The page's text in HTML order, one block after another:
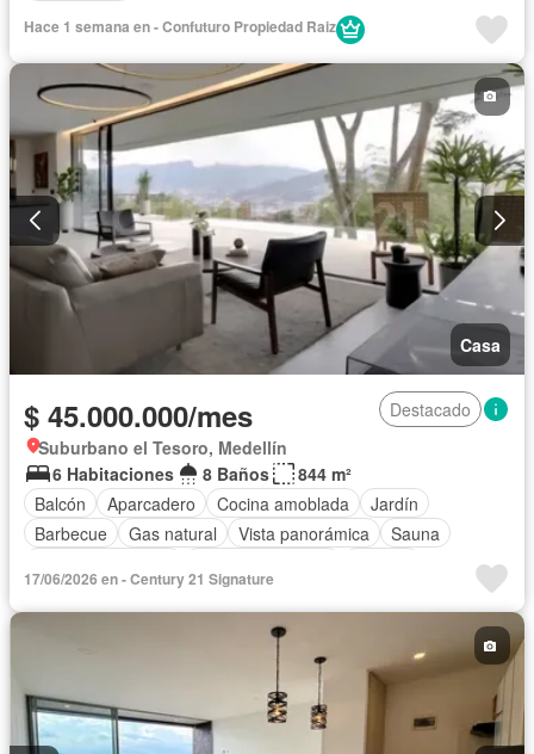
Hace 1 semana en - Confuturo Propiedad Raiz
Casa
$ 45.000.000/mes
Destacado
Suburbano el Tesoro, Medellín
6 Habitaciones
8 Baños
844 m²
Balcón
Aparcadero Cocina amoblada
Jardín
Barbecue
Gas natural Vista panorámica
Sauna
17/06/2026 en - Century 21 Signature